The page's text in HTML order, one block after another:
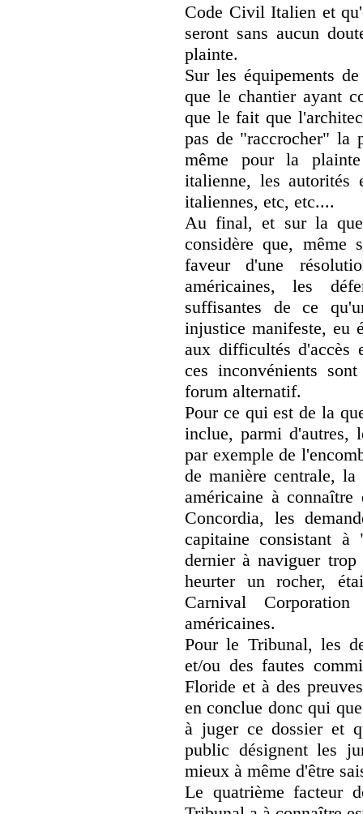
Code Civil Italien et
seront sans aucun
plainte.
Sur les équipements
que le chantier ayant
que le fait que
pas de "raccrocher" la
même pour la
italienne, les autorités
italiennes, etc, etc....
Au final, et sur la
considère que, même
faveur d'une
américaines, les
suffisantes de ce
injustice manifeste, eu
aux difficultés d'accès
ces inconvénients
forum alternatif.
Pour ce qui est de la
inclue, parmi d'autres,
par exemple de
de manière centrale,
américaine à
Concordia, les
capitaine consistant
dernier à naviguer
heurter un rocher,
Carnival
américaines.
Pour le Tribunal, les
et/ou des fautes
Floride et à des
en conclue donc qui
à juger ce dossier et
public désignent les
mieux à même d'être
Le quatrième facteur